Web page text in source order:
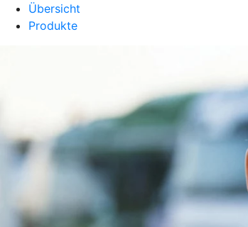
Übersicht
Produkte